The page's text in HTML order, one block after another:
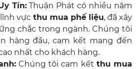
Tín:Thuận Phát có nhiều năm
vực thu mua phế liệu, đã xây
chắc trong ngành. Chúng tôi
hàng đầu, cam kết mang đến
nhất cho khách hàng.
Chúng tôi cam kết thu mua